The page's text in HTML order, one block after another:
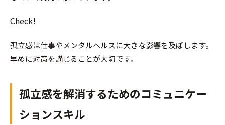
Check!
孤立感は仕事やメンタルヘルスに大きな影響を及ぼします。
早めに対策を講じることが大切です。
孤立感を解消するためのコミュニケー
ションスキル